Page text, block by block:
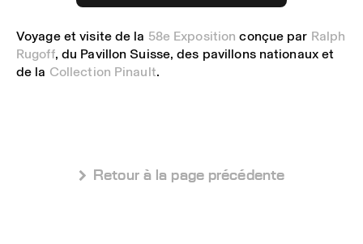
Voyage et visite de la 58e Exposition conçue par Ralph
Rugoff, du Pavillon Suisse, des pavillons nationaux et
de la Collection Pinault.
 Retour à la page précédente